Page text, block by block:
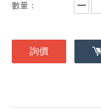
數量：
詢價